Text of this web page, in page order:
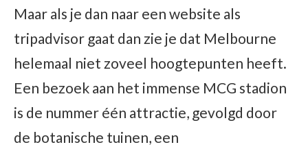
Maar als je dan naar een website als
tripadvisor gaat dan zie je dat Melbourne
helemaal niet zoveel hoogtepunten heeft.
Een bezoek aan het immense MCG stadion
is de nummer één attractie, gevolgd door
de botanische tuinen, een